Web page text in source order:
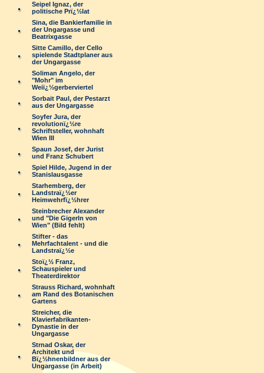
Seipel Ignaz, der
politische Prï¿½lat
Sina, die Bankierfamilie in
der Ungargasse und
Beatrixgasse
Sitte Camillo, der Cello
spielende Stadtplaner aus
der Ungargasse
Soliman Angelo, der
"Mohr" im
Weiï¿½gerberviertel
Sorbait Paul, der Pestarzt
aus der Ungargasse
Soyfer Jura, der
revolutionï¿½re
Schriftsteller, wohnhaft
Wien III
Spaun Josef, der Jurist
und Franz Schubert
Spiel Hilde, Jugend in der
Stanislausgasse
Starhemberg, der
Landstraï¿½er
Heimwehrfï¿½hrer
Steinbrecher Alexander
und "Die Gigerln von
Wien" (Bild fehlt)
Stifter - das
Mehrfachtalent - und die
Landstraï¿½e
Stoï¿½ Franz,
Schauspieler und
Theaterdirektor
Strauss Richard, wohnhaft
am Rand des Botanischen
Gartens
Streicher, die
Klavierfabrikanten-
Dynastie in der
Ungargasse
Strnad Oskar, der
Architekt und
Bï¿½hnenbildner aus der
Ungargasse (in Arbeit)